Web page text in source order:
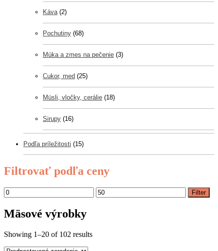
Káva (2)
Pochutiny (68)
Múka a zmes na pečenie (3)
Cukor, med (25)
Müsli, vločky, cerálie (18)
Sirupy (16)
Podľa príležitosti (15)
Filtrovať podľa ceny
Filter
Mäsové výrobky
Showing 1–20 of 102 results